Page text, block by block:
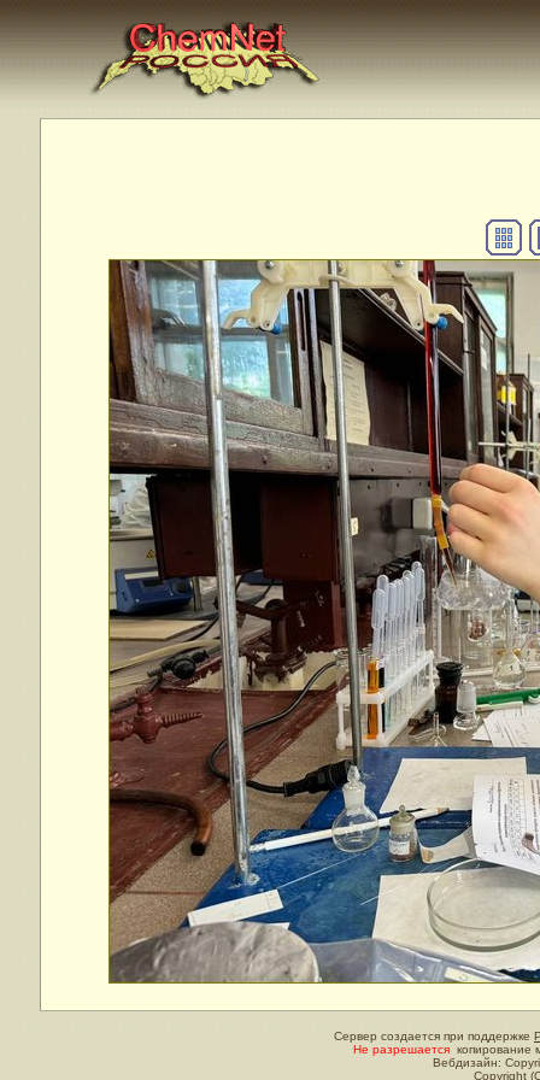
Сервер создается при поддержке
Не разрешается копирование
Вебдизайн:
Copyright